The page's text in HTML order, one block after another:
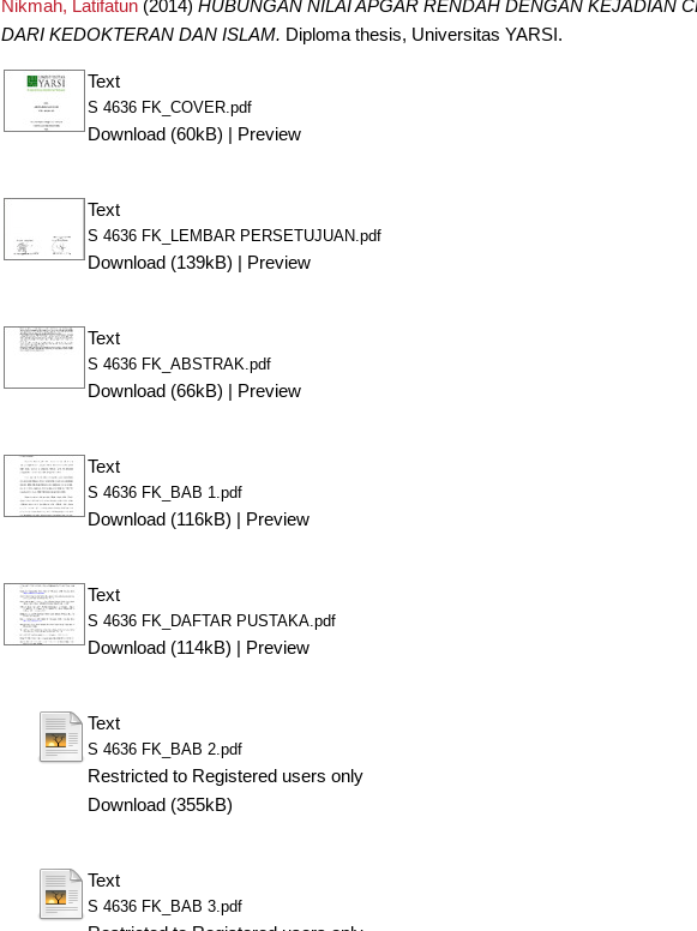
Nikmah, Latifatun (2014) HUBUNGAN NILAI APGAR RENDAH DENGAN KEJADIAN
DARI KEDOKTERAN DAN ISLAM. Diploma thesis, Universitas YARSI.
Text
S 4636 FK_COVER.pdf
Download (60kB) Preview
Text
S 4636 FK_LEMBAR PERSETUJUAN.pdf
Download (139kB) Preview
Text
S 4636 FK_ABSTRAK.pdf
Download (66kB) Preview
Text
S 4636 FK_BAB 1.pdf
Download (116kB) Preview
Text
S 4636 FK_DAFTAR PUSTAKA.pdf
Download (114kB) Preview
Text
S 4636 FK_BAB 2.pdf
Restricted to Registered users only
Download (355kB)
Text
S 4636 FK_BAB 3.pdf